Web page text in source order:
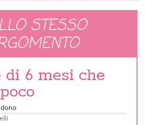
STESSO
6 mesi che